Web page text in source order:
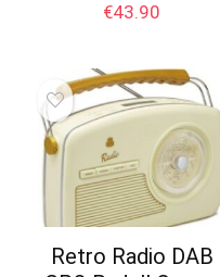
€43.90
Retro Radio DAB